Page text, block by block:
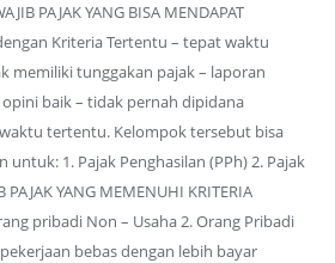
PAJAK YANG BISA MENDAPAT
Kriteria Tertentu – tepat waktu
memiliki tunggakan pajak – laporan
baik – tidak pernah dipidana
tertentu. Kelompok tersebut bisa
1. Pajak Penghasilan (PPh) 2. Pajak
YANG MEMENUHI KRITERIA
pribadi Non – Usaha 2. Orang Pribadi
bebas dengan lebih bayar